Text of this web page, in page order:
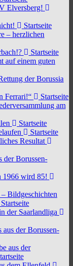
Elversberg!
Startseite
– herzlichen
Startseite
auf einem guten
der Borussia
Ferrari!“
Startseite
am
Startseite
Startseite
Resultat
der Borussen-
1966 wird 85!
Bildgeschichten
Startseite
der Saarlandliga
der Borussen-
aus der